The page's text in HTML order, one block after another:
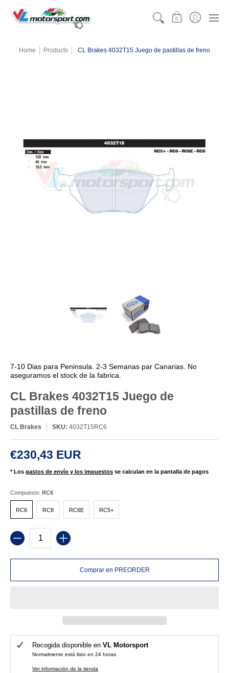
0
Home Products CL Brakes 4032T15 Juego de pastillas de freno
7-10 Dias para Peninsula. 2-3 Semanas par Canarias. No
aseguramos el stock de la fabrica.
CL Brakes 4032T15 Juego de
pastillas de freno
CL Brakes SKU: 4032T15RC6
€230,43 EUR
* Los gastos de envío y los impuestos se calculan en la pantalla de pagos
Compuesto: RC6
RC6
RC6
RC8
RC8
RC6E
RC6E
RC5+
RC5+
Cantidad
Comprar en PREORDER
Recogida disponible en VL Motorsport
Normalmente está listo en 24 horas
Ver información de la tienda